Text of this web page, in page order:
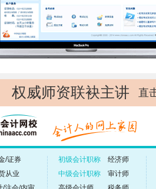
权威师资联袂主讲 直